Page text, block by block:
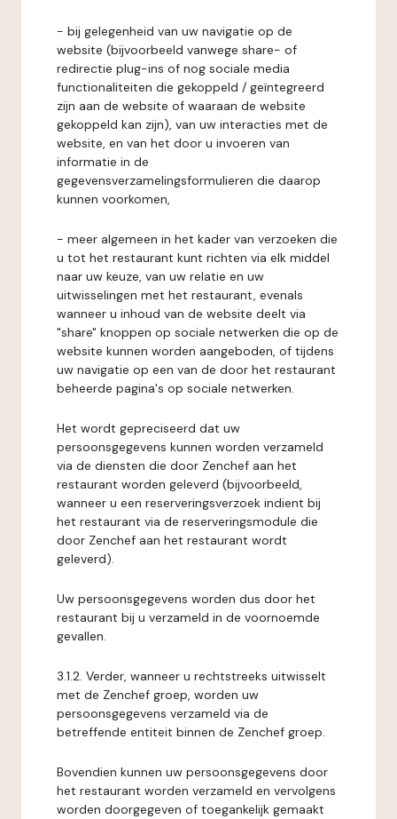
- bij gelegenheid van uw navigatie op de
website (bijvoorbeeld vanwege share- of
redirectie plug-ins of nog sociale media
functionaliteiten die gekoppeld / geïntegreerd
zijn aan de website of waaraan de website
gekoppeld kan zijn), van uw interacties met de
website, en van het door u invoeren van
informatie in de
gegevensverzamelingsformulieren die daarop
kunnen voorkomen,
- meer algemeen in het kader van verzoeken die
u tot het restaurant kunt richten via elk middel
naar uw keuze, van uw relatie en uw
uitwisselingen met het restaurant, evenals
wanneer u inhoud van de website deelt via
"share" knoppen op sociale netwerken die op de
website kunnen worden aangeboden, of tijdens
uw navigatie op een van de door het restaurant
beheerde pagina's op sociale netwerken.
Het wordt gepreciseerd dat uw
persoonsgegevens kunnen worden verzameld
via de diensten die door Zenchef aan het
restaurant worden geleverd (bijvoorbeeld,
wanneer u een reserveringsverzoek indient bij
het restaurant via de reserveringsmodule die
door Zenchef aan het restaurant wordt
geleverd).
Uw persoonsgegevens worden dus door het
restaurant bij u verzameld in de voornoemde
gevallen.
3.1.2. Verder, wanneer u rechtstreeks uitwisselt
met de Zenchef groep, worden uw
persoonsgegevens verzameld via de
betreffende entiteit binnen de Zenchef groep.
Bovendien kunnen uw persoonsgegevens door
het restaurant worden verzameld en vervolgens
worden doorgegeven of toegankelijk gemaakt